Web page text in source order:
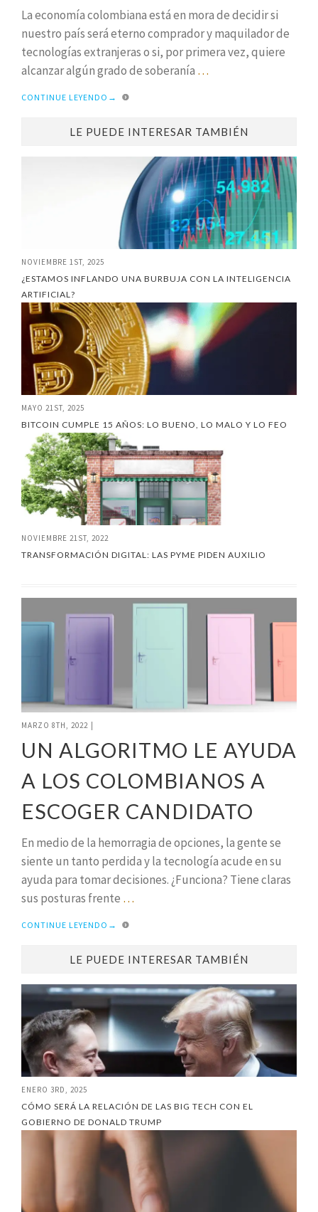
La economía colombiana está en mora de decidir si
nuestro país será eterno comprador y maquilador de
tecnologías extranjeras o si, por primera vez, quiere
alcanzar algún grado de soberanía …
CONTINUE LEYENDO →
LE PUEDE INTERESAR TAMBIÉN
NOVIEMBRE 1ST, 2025
¿ESTAMOS INFLANDO UNA BURBUJA CON LA INTELIGENCIA
ARTIFICIAL?
MAYO 21ST, 2025
BITCOIN CUMPLE 15 AÑOS: LO BUENO, LO MALO Y LO FEO
NOVIEMBRE 21ST, 2022
TRANSFORMACIÓN DIGITAL: LAS PYME PIDEN AUXILIO
MARZO 8TH, 2022
UN ALGORITMO LE AYUDA
A LOS COLOMBIANOS A
ESCOGER CANDIDATO
En medio de la hemorragia de opciones, la gente se
siente un tanto perdida y la tecnología acude en su
ayuda para tomar decisiones. ¿Funciona? Tiene claras
sus posturas frente …
CONTINUE LEYENDO →
LE PUEDE INTERESAR TAMBIÉN
ENERO 3RD, 2025
CÓMO SERÁ LA RELACIÓN DE LAS BIG TECH CON EL
GOBIERNO DE DONALD TRUMP